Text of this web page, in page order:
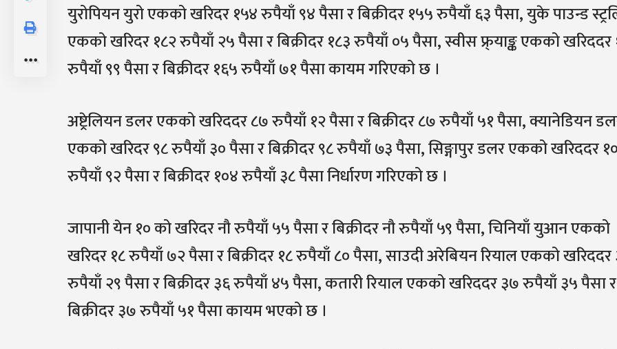
युरोपियन युरो एकको खरिदर १५४ रुपैयाँ ९४ पैसा र बिक्रीदर १५५ रुपैयाँ ६३ पैसा, युके पाउन्ड
एकको खरिदर १८२ रुपैयाँ २५ पैसा र बिक्रीदर १८३ रुपैयाँ ०५ पैसा, स्वीस फ्र्याङ्क एकको खरिददर
रुपैयाँ ९९ पैसा र बिक्रीदर १६५ रुपैयाँ ७१ पैसा कायम गरिएको छ ।
अष्ट्रेलियन डलर एकको खरिददर ८७ रुपैयाँ १२ पैसा र बिक्रीदर ८७ रुपैयाँ ५१ पैसा, क्यानेडियन
एकको खरिदर ९८ रुपैयाँ ३० पैसा र बिक्रीदर ९८ रुपैयाँ ७३ पैसा, सिङ्गापुर डलर एकको खरिददर
रुपैयाँ ९२ पैसा र बिक्रीदर १०४ रुपैयाँ ३८ पैसा निर्धारण गरिएको छ ।
जापानी येन १० को खरिदर नौ रुपैयाँ ५५ पैसा र बिक्रीदर नौ रुपैयाँ ५९ पैसा, चिनियाँ युआन एकको
खरिदर १८ रुपैयाँ ७२ पैसा र बिक्रीदर १८ रुपैयाँ ८० पैसा, साउदी अरेबियन रियाल एकको
रुपैयाँ २९ पैसा र बिक्रीदर ३६ रुपैयाँ ४५ पैसा, कतारी रियाल एकको खरिददर ३७ रुपैयाँ ३५ पैसा र
बिक्रीदर ३७ रुपैयाँ ५१ पैसा कायम भएको छ ।